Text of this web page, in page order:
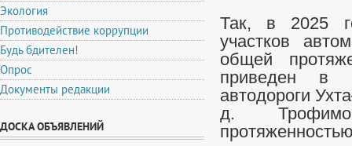
Экология
Противодействие коррупции
Будь бдителен!
Опрос
Документы редакции
ДОСКА ОБЪЯВЛЕНИЙ
Так, в 2025
участков
общей
приведен в
автодороги
д.